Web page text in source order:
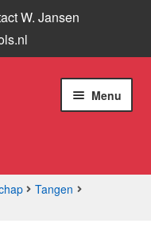
W. Jansen
Menu
Tangen